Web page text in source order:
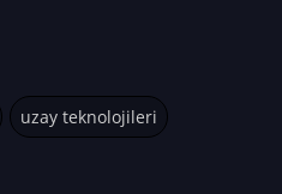
uzay teknolojileri